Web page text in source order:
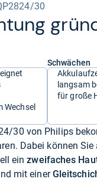
30
Wechsel
Schwächen
langsam
für große
30 von Philips
Dabei können Sie
einzweifaches
mit einer